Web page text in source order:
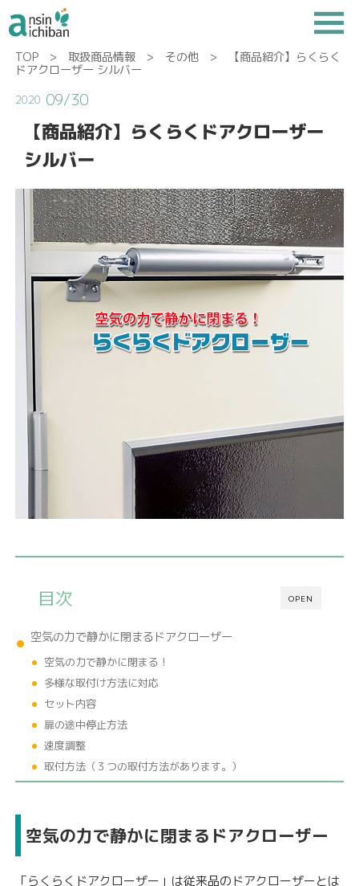
TOP> 取扱商品情報> その他> 【商品紹介】らくらく
ドアクローザー シルバー
2020 09/30
【商品紹介】らくらくドアクローザー
シルバー
OPEN
目次
空気の力で静かに閉まるドアクローザー
空気の力で静かに閉まる！
多様な取付け方法に対応
セット内容
扉の途中停止方法
速度調整
取付方法（３つの取付方法があります。）
空気の力で静かに閉まるドアクローザー
「らくらくドアクローザー」は従来品のドアクローザーとは